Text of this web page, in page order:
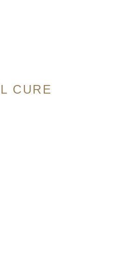
CURE
Ciudad Jardín. Cali,